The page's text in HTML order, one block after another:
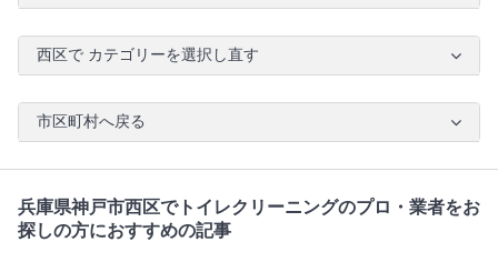
西区で カテゴリーを選択し直す
市区町村へ戻る
兵庫県神戸市西区でトイレクリーニングのプロ・業者をお
探しの方におすすめの記事